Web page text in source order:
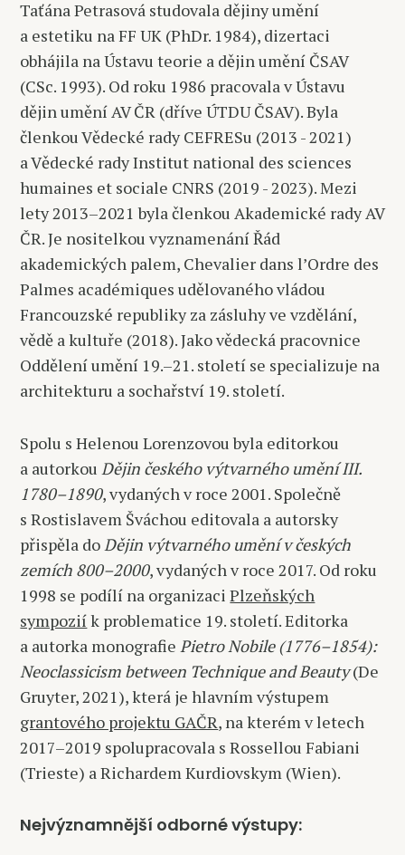
Taťána Petrasová studovala dějiny umění
a estetiku na FF UK (PhDr. 1984), dizertaci
obhájila na Ústavu teorie a dějin umění ČSAV
(CSc. 1993). Od roku 1986 pracovala v Ústavu
dějin umění AV ČR (dříve ÚTDU ČSAV). Byla
členkou Vědecké rady CEFRESu (2013 - 2021)
a Vědecké rady Institut national des sciences
humaines et sociale CNRS (2019 - 2023). Mezi
lety 2013–2021 byla členkou Akademické rady AV
ČR. Je nositelkou vyznamenání Řád
akademických palem, Chevalier dans l’Ordre des
Palmes académiques udělovaného vládou
Francouzské republiky za zásluhy ve vzdělání,
vědě a kultuře (2018). Jako vědecká pracovnice
Oddělení umění 19.–21. století se specializuje na
architekturu a sochařství 19. století.
Spolu s Helenou Lorenzovou byla editorkou
a autorkouDějin českého výtvarného umění III.
1780–1890, vydaných v roce 2001. Společně
s Rostislavem Šváchou editovala a autorsky
přispěla doDějin výtvarného umění v českých
zemích 800–2000, vydaných v roce 2017. Od roku
1998 se podílí na organizaciPlzeňských
sympoziík problematice 19. století. Editorka
a autorka monografiePietro Nobile (1776–1854):
Neoclassicism between Technique and Beauty(De
Gruyter, 2021), která je hlavním výstupem
grantového projektu GAČR, na kterém v letech
2017–2019 spolupracovala s Rossellou Fabiani
(Trieste) a Richardem Kurdiovskym (Wien).
Nejvýznamnější odborné výstupy: